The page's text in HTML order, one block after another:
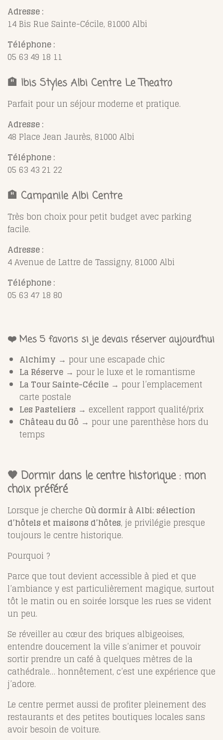
Adresse :
14 Bis Rue Sainte-Cécile, 81000 Albi
Téléphone :
05 63 49 18 11
🏨 Ibis Styles Albi Centre Le Theatro
Parfait pour un séjour moderne et pratique.
Adresse :
48 Place Jean Jaurès, 81000 Albi
Téléphone :
05 63 43 21 22
🏨 Campanile Albi Centre
Très bon choix pour petit budget avec parking
facile.
Adresse :
4 Avenue de Lattre de Tassigny, 81000 Albi
Téléphone :
05 63 47 18 80
❤️ Mes 5 favoris si je devais réserver aujourd’hui
Alchimy → pour une escapade chic
La Réserve → pour le luxe et le romantisme
La Tour Sainte-Cécile → pour l’emplacement
carte postale
Les Pasteliers → excellent rapport qualité/prix
Château du Gô → pour une parenthèse hors du
temps
🧡 Dormir dans le centre historique : mon
choix préféré
Lorsque je cherche Où dormir à Albi: sélection
d’hôtels et maisons d’hôtes, je privilégie presque
toujours le centre historique.
Pourquoi ?
Parce que tout devient accessible à pied et que
l’ambiance y est particulièrement magique, surtout
tôt le matin ou en soirée lorsque les rues se vident
un peu.
Se réveiller au cœur des briques albigeoises,
entendre doucement la ville s’animer et pouvoir
sortir prendre un café à quelques mètres de la
cathédrale… honnêtement, c’est une expérience que
j’adore.
Le centre permet aussi de profiter pleinement des
restaurants et des petites boutiques locales sans
avoir besoin de voiture.